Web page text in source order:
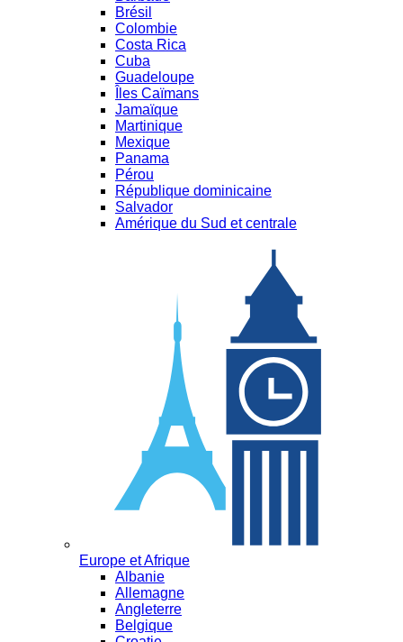
Brésil
Colombie
Costa Rica
Cuba
Guadeloupe
Îles Caïmans
Jamaïque
Martinique
Mexique
Panama
Pérou
République dominicaine
Salvador
Amérique du Sud et centrale
Europe et Afrique
Albanie
Allemagne
Angleterre
Belgique